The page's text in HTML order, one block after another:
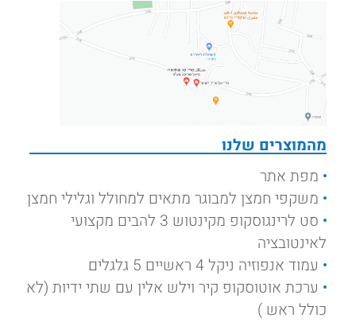
מהמוצרים שלנו
מפת אתר
משקפי חמצן למבוגר מתאים למחולל וגלילי חמצן
סט לרינגוסקופ מקינטוש 3 להבים מקצועי
לאינטובציה
עמוד אנפוזיה ניקל 4 ראשיים 5 גלגלים
ערכת אוטוסקופ קיר וילש אלין עם שתי ידיות (לא
כולל ראש )